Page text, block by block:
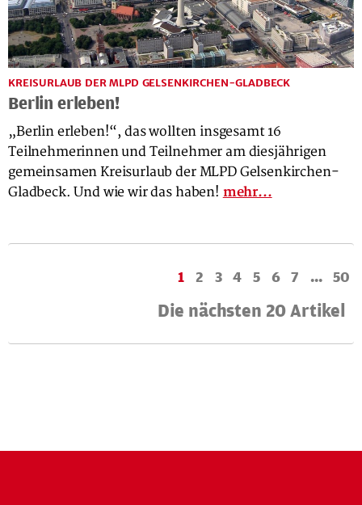
KREISURLAUB DER MLPD GELSENKIRCHEN-GLADBECK
Berlin erleben!
„Berlin erleben!“, das wollten insgesamt 16
Teilnehmerinnen und Teilnehmer am diesjährigen
gemeinsamen Kreisurlaub der MLPD Gelsenkirchen-
Gladbeck. Und wie wir das haben! mehr...
1 2 3 4 5 6 7 ... 50
Die nächsten 20 Artikel